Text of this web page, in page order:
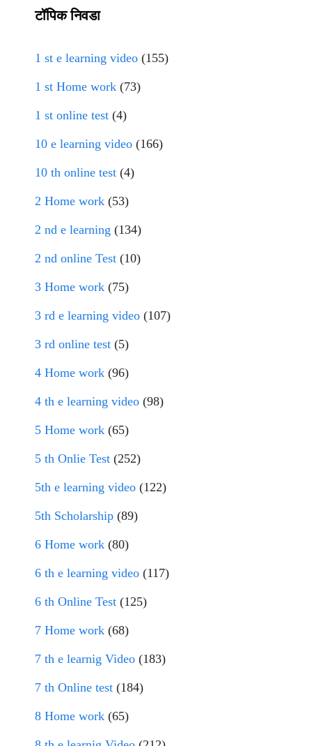
टॉपिक निवडा
1 st e learning video (155)
1 st Home work (73)
1 st online test (4)
10 e learning video (166)
10 th online test (4)
2 Home work (53)
2 nd e learning (134)
2 nd online Test (10)
3 Home work (75)
3 rd e learning video (107)
3 rd online test (5)
4 Home work (96)
4 th e learning video (98)
5 Home work (65)
5 th Onlie Test (252)
5th e learning video (122)
5th Scholarship (89)
6 Home work (80)
6 th e learning video (117)
6 th Online Test (125)
7 Home work (68)
7 th e learnig Video (183)
7 th Online test (184)
8 Home work (65)